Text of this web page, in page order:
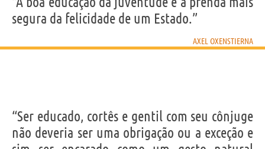
segura da felicidade de um Estado.”
AXEL OXENSTIERNA
“Ser educado, cortês e gentil com seu cônjuge
não deveria ser uma obrigação ou a exceção e